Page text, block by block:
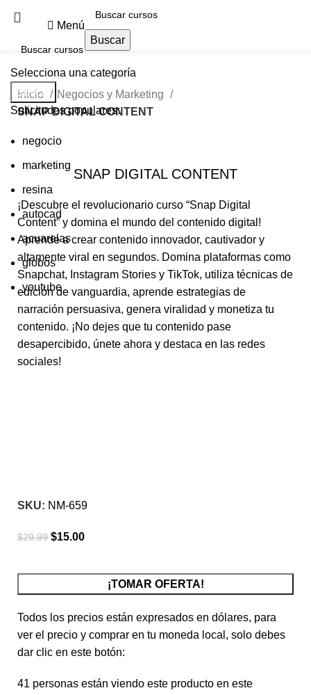
Menú
Buscar
Inicio
Negocios y Marketing
SNAP DIGITAL CONTENT
SNAP DIGITAL CONTENT
¡Descubre el revolucionario curso “Snap Digital
Content” y domina el mundo del contenido digital!
Aprende a crear contenido innovador, cautivador y
altamente viral en segundos. Domina plataformas como
Snapchat, Instagram Stories y TikTok, utiliza técnicas de
edición de vanguardia, aprende estrategias de
narración persuasiva, genera viralidad y monetiza tu
contenido. ¡No dejes que tu contenido pase
desapercibido, únete ahora y destaca en las redes
sociales!
SKU: NM-659
$29.99 $15.00
¡TOMAR OFERTA!
Todos los precios están expresados en dólares, para
ver el precio y comprar en tu moneda local, solo debes
dar clic en este botón:
41 personas están viendo este producto en este
Selecciona una categoría
Buscar
Solicitudes populares:
negocio
marketing
resina
autocad
acuarelas
globos
youtube